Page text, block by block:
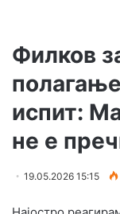
Филков
испит:
не е
19.05.2026 15:15